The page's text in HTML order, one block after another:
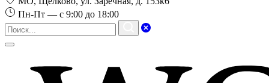
Пн-Пт — с 9:00 до 18:00